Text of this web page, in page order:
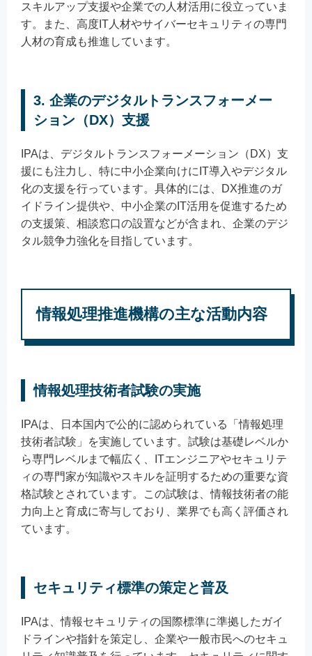
スキルアップ支援や企業での人材活用に役立っていま
す。また、高度IT人材やサイバーセキュリティの専門
人材の育成も推進しています。
3. 企業のデジタルトランスフォーメー
ション（DX）支援
IPAは、デジタルトランスフォーメーション（DX）支
援にも注力し、特に中小企業向けにIT導入やデジタル
化の支援を行っています。具体的には、DX推進のガ
イドライン提供や、中小企業のIT活用を促進するため
の支援策、相談窓口の設置などが含まれ、企業のデジ
タル競争力強化を目指しています。
情報処理推進機構の主な活動内容
情報処理技術者試験の実施
IPAは、日本国内で公的に認められている「情報処理
技術者試験」を実施しています。試験は基礎レベルか
ら専門レベルまで幅広く、ITエンジニアやセキュリテ
ィの専門家が知識やスキルを証明するための重要な資
格試験とされています。この試験は、情報技術者の能
力向上と育成に寄与しており、業界でも高く評価され
ています。
セキュリティ標準の策定と普及
IPAは、情報セキュリティの国際標準に準拠したガイ
ドラインや指針を策定し、企業や一般市民へのセキュ